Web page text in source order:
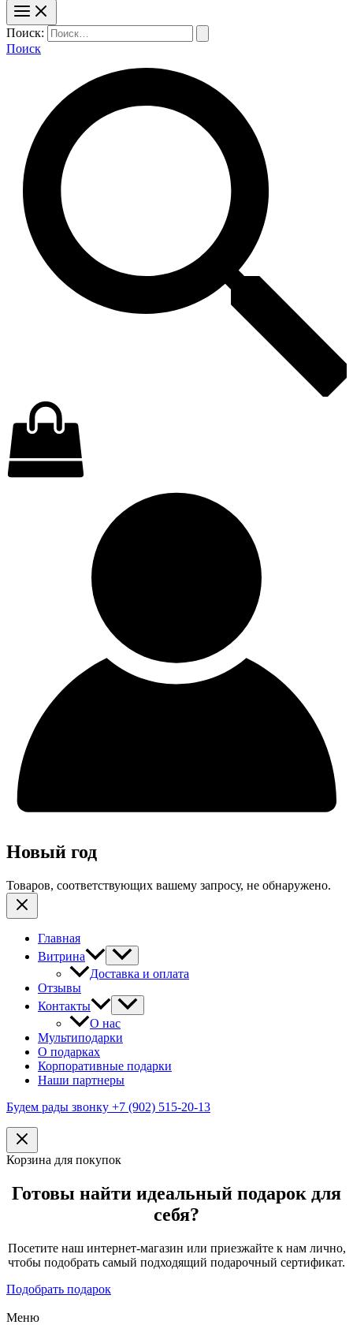
Поиск:
Поиск
Новый год
Товаров, соответствующих вашему запросу, не обнаружено.
Главная
Витрина
Доставка и оплата
Отзывы
Контакты
О нас
Мультиподарки
О подарках
Корпоративные подарки
Наши партнеры
Будем рады звонку +7 (902) 515-20-13
Корзина для покупок
Готовы найти идеальный подарок для
себя?
Посетите наш интернет-магазин или приезжайте к нам лично,
чтобы подобрать самый подходящий подарочный сертификат.
Подобрать подарок
Меню